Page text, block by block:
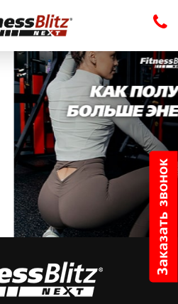
Заказать звонок